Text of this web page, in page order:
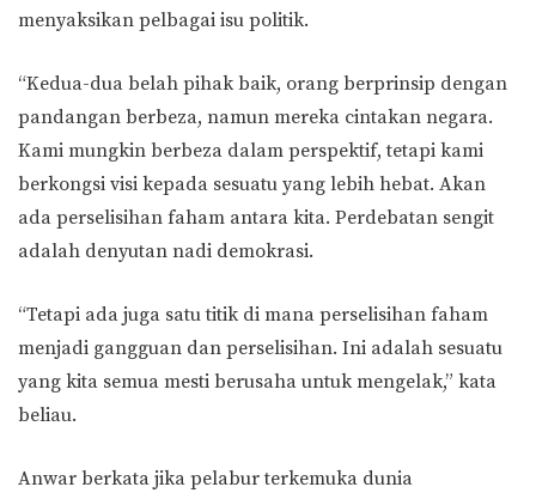
menyaksikan pelbagai isu politik.
“Kedua-dua belah pihak baik, orang berprinsip dengan
pandangan berbeza, namun mereka cintakan negara.
Kami mungkin berbeza dalam perspektif, tetapi kami
berkongsi visi kepada sesuatu yang lebih hebat. Akan
ada perselisihan faham antara kita. Perdebatan sengit
adalah denyutan nadi demokrasi.
“Tetapi ada juga satu titik di mana perselisihan faham
menjadi gangguan dan perselisihan. Ini adalah sesuatu
yang kita semua mesti berusaha untuk mengelak,” kata
beliau.
Anwar berkata jika pelabur terkemuka dunia